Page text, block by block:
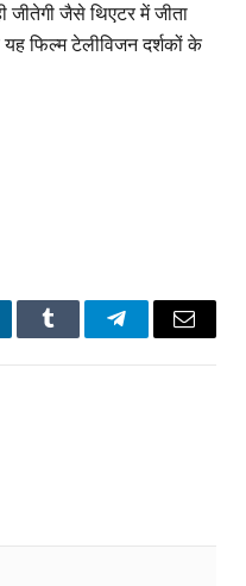
जीतेगी जैसे थिएटर में जीता
फिल्म टेलीविजन दर्शकों के
Tumblr TelegramEmail